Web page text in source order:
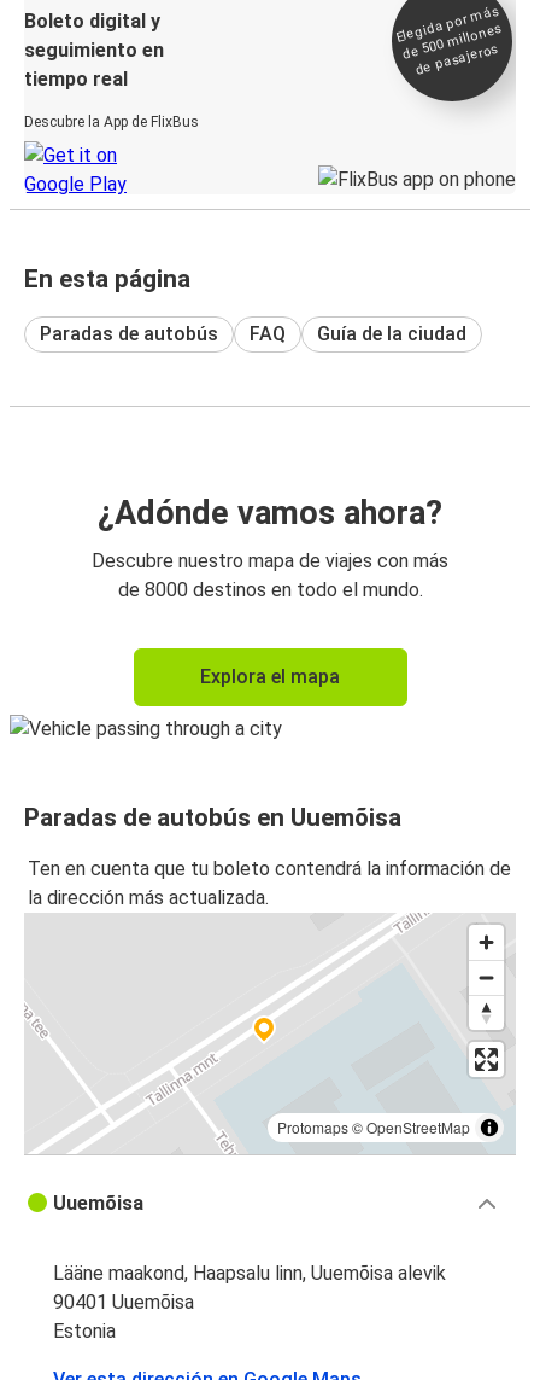
Boleto digital y
seguimiento en
tiempo real
Descubre la App de FlixBus
Elegida por
más
de 500
millones
de pasajeros
En esta página
Paradas de autobús FAQ Guía de la ciudad
¿Adónde vamos ahora?
Descubre nuestro mapa de viajes con más
de 8000 destinos en todo el mundo.
Explora el mapa
Paradas de autobús en Uuemõisa
Ten en cuenta que tu boleto contendrá la información de
la dirección más actualizada.
Protomaps©OpenStreetMap
Uuemõisa
Lääne maakond, Haapsalu linn, Uuemõisa alevik
90401 Uuemõisa
Estonia